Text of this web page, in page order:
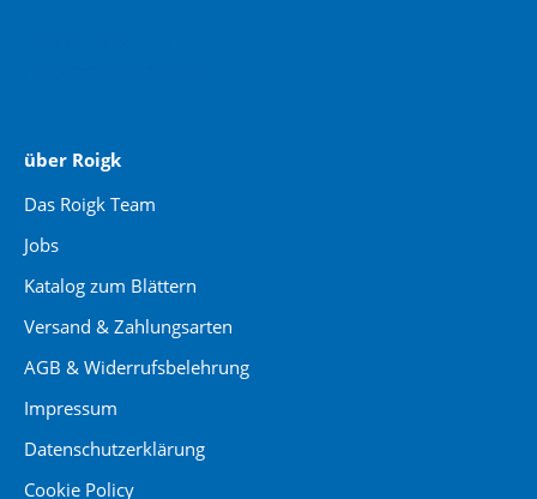
über Roigk
Das Roigk Team
Jobs
Katalog zum Blättern
Versand & Zahlungsarten
AGB & Widerrufsbelehrung
Impressum
Datenschutzerklärung
Cookie Policy